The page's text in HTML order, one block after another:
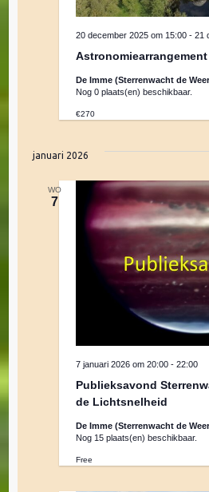
Astronomiearrangement
20 december 2025 om 15:00 -21
De Imme (Sterrenwacht de
Nog 0 plaats(en) beschikbaar.
€270
januari 2026
WO
7
Publieksavond
de Lichtsnelheid
7 januari 2026 om 20:00 -22:00
De Imme (Sterrenwacht de
Nog 15 plaats(en) beschikbaar.
Free